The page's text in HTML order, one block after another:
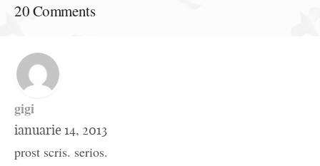
20 Comments
gigi
ianuarie 14, 2013
prost scris. serios.